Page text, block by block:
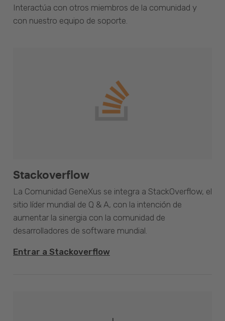
Interactúa con otros miembros de la comunidad y
con nuestro equipo de soporte.
Stackoverflow
La Comunidad GeneXus se integra a StackOverflow, el
sitio líder mundial de Q & A, con la intención de
aumentar la sinergia con la comunidad de
desarrolladores de software mundial.
Entrar a Stackoverflow